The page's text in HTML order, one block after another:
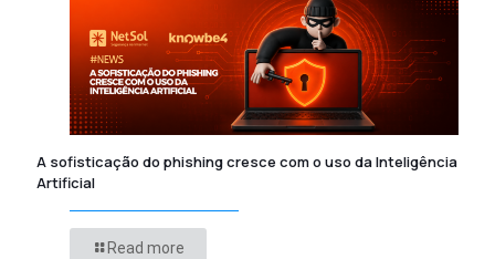
A sofisticação do phishing cresce com o uso da Inteligência
Artificial
Read more